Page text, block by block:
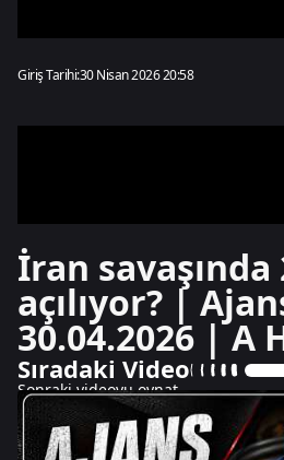
Giriş Tarihi:30 Nisan 2026 20:58
İran
açılıyor? |
30.04.2026 | A
Sıradaki Video
Sonraki videoyu oynat